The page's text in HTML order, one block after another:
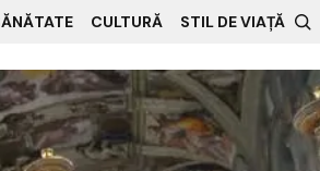
CULTURĂ STIL DE VIAȚĂ